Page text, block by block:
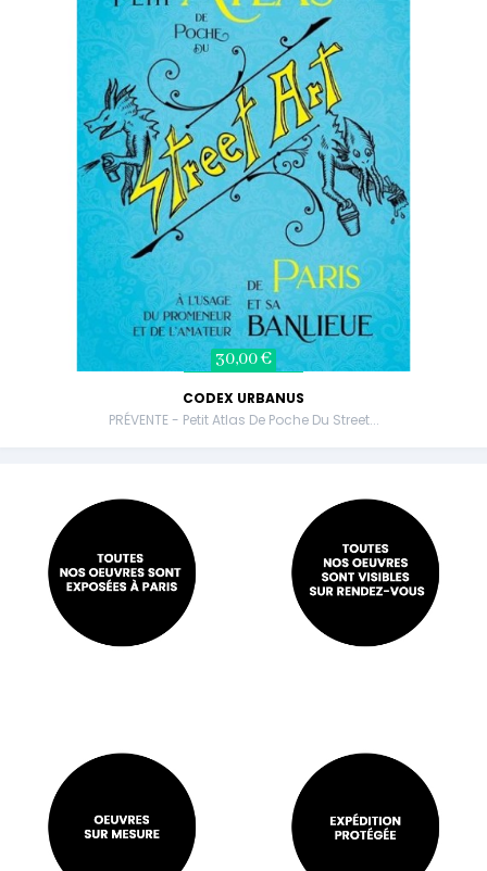
30,00 €
CODEX URBANUS
PRÉVENTE - Petit Atlas De Poche Du Street...